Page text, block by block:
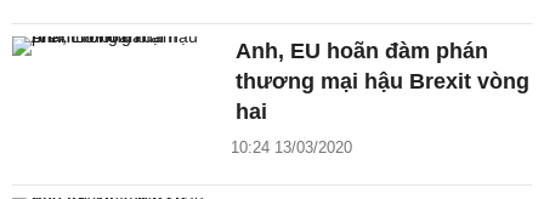
Anh, EU hoãn đàm phán
thương mại hậu Brexit vòng
hai
10:24 13/03/2020